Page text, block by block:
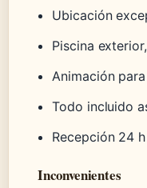
Ubicación
Piscina
Animación
Todo incluido
Recepción 24
Inconvenientes